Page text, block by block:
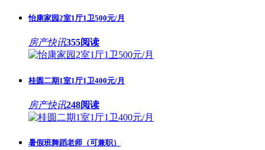
怡康家园2室1厅1卫500元/月
房产快讯355阅读
桂圆二期1室1厅1卫400元/月
房产快讯248阅读
暑假班舞蹈老师（可兼职）